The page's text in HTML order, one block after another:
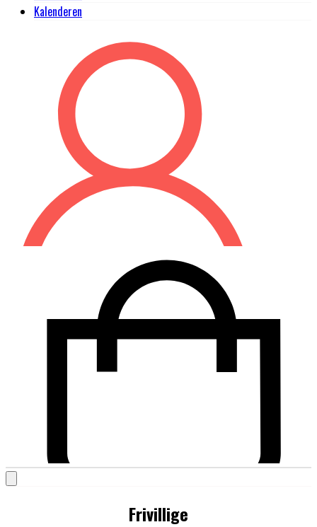
Kalenderen
Frivillige